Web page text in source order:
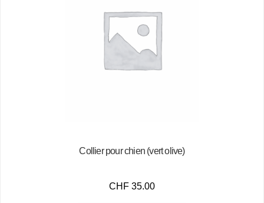
Collier pour chien (vert olive)
CHF 35.00